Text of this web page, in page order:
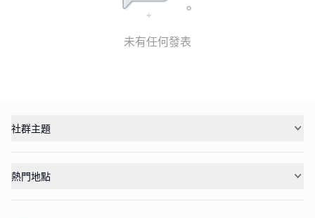
未有任何發表
社群主題
熱門地點